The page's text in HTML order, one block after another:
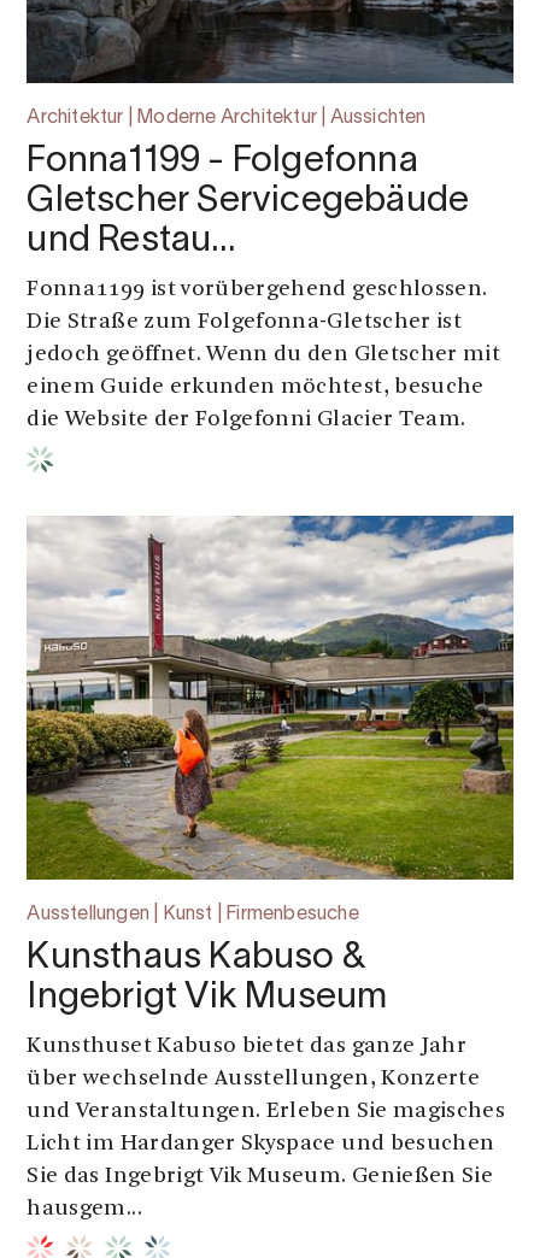
Architektur | Moderne Architektur | Aussichten
Fonna1199 - Folgefonna
Gletscher Servicegebäude
und Restau…
Fonna1199 ist vorübergehend geschlossen.
Die Straße zum Folgefonna-Gletscher ist
jedoch geöffnet. Wenn du den Gletscher mit
einem Guide erkunden möchtest, besuche
die Website der Folgefonni Glacier Team.
Ausstellungen | Kunst | Firmenbesuche
Kunsthaus Kabuso &
Ingebrigt Vik Museum
Kunsthuset Kabuso bietet das ganze Jahr
über wechselnde Ausstellungen, Konzerte
und Veranstaltungen. Erleben Sie magisches
Licht im Hardanger Skyspace und besuchen
Sie das Ingebrigt Vik Museum. Genießen Sie
hausgem...